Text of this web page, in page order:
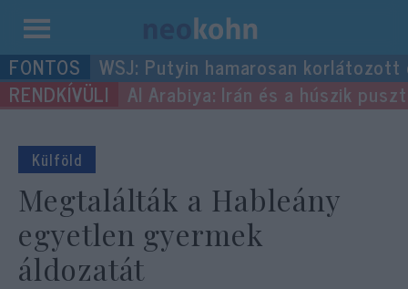
Kilépés
a
tartalomba
WSJ: Putyin hamarosan
Al Arabiya: Irán és a húszik
Külföld
Megtalálták a Hableány
egyetlen gyermek
áldozatát